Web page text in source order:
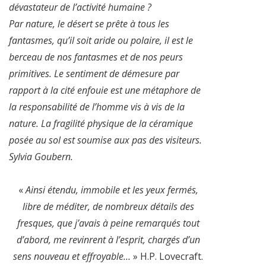
dévastateur de l’activité humaine ?
Par nature, le désert se prête à tous les
fantasmes, qu’il soit aride ou polaire, il est le
berceau de nos fantasmes et de nos peurs
primitives. Le sentiment de démesure par
rapport à la cité enfouie est une métaphore de
la responsabilité de l’homme vis à vis de la
nature. La fragilité physique de la céramique
posée au sol est soumise aux pas des visiteurs.
Sylvia Goubern.
«Ainsi étendu, immobile et les yeux fermés,
libre de méditer, de nombreux détails des
fresques, que j’avais à peine remarqués tout
d’abord, me revinrent à l’esprit, chargés d’un
sens nouveau et effroyable… » H.P. Lovecraft.